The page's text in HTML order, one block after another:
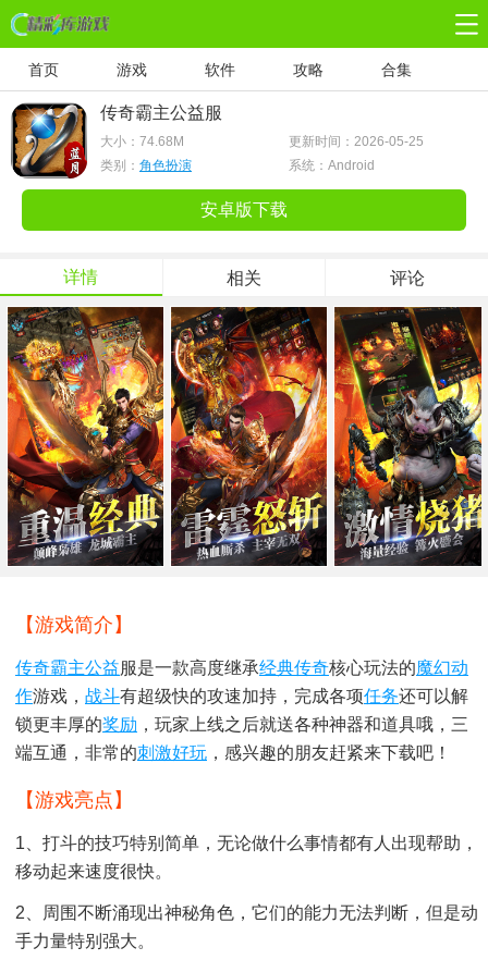
首页 游戏 软件 攻略 合集
传奇霸主公益服
大小： 74.68M
更新时间：2026-05-25
类别： 角色扮演 系统：Android
安卓版下载
详情 相关 评论
【游戏简介】
传奇霸主公益服是一款高度继承经典传奇核心玩法的魔幻动
作游戏， 战斗有超级快的攻速加持，完成各项任务还可以解
锁更丰厚的奖励 ，玩家上线之后就送各种神器和道具哦，三
端互通，非常的刺激好玩 ，感兴趣的朋友赶紧来下载吧！
【游戏亮点】
1、打斗的技巧特别简单，无论做什么事情都有人出现帮助，
移动起来速度很快。
2、周围不断涌现出神秘角色，它们的能力无法判断，但是动
手力量特别强大。